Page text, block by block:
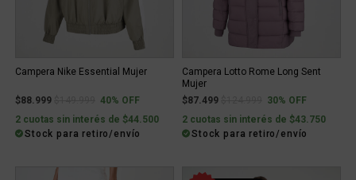
Campera Nike Essential Mujer
$88.999 Price reduced from
to40% OFF
2 cuotas sin interés de $44.500
Stock para retiro/envío
Campera Lotto Rome Long Sent
Mujer
$87.499
Price reduced from
to30% OFF
2 cuotas sin interés de $43.750
Stock para retiro/envío